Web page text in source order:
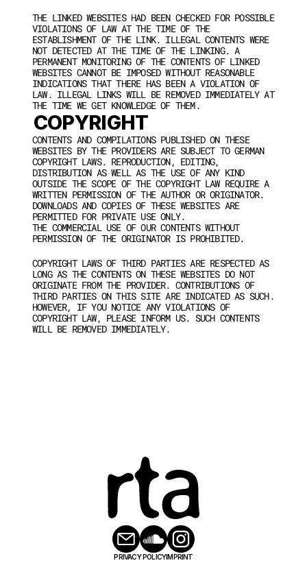
THE LINKED WEBSITES HAD BEEN CHECKED FOR POSSIBLE
VIOLATIONS OF LAW AT THE TIME OF THE
ESTABLISHMENT OF THE LINK. ILLEGAL CONTENTS WERE
NOT DETECTED AT THE TIME OF THE LINKING. A
PERMANENT MONITORING OF THE CONTENTS OF LINKED
WEBSITES CANNOT BE IMPOSED WITHOUT REASONABLE
INDICATIONS THAT THERE HAS BEEN A VIOLATION OF
LAW. ILLEGAL LINKS WILL BE REMOVED IMMEDIATELY AT
THE TIME WE GET KNOWLEDGE OF THEM.
COPYRIGHT
CONTENTS AND COMPILATIONS PUBLISHED ON THESE
WEBSITES BY THE PROVIDERS ARE SUBJECT TO GERMAN
COPYRIGHT LAWS. REPRODUCTION, EDITING,
DISTRIBUTION AS WELL AS THE USE OF ANY KIND
OUTSIDE THE SCOPE OF THE COPYRIGHT LAW REQUIRE A
WRITTEN PERMISSION OF THE AUTHOR OR ORIGINATOR.
DOWNLOADS AND COPIES OF THESE WEBSITES ARE
PERMITTED FOR PRIVATE USE ONLY.
THE COMMERCIAL USE OF OUR CONTENTS WITHOUT
PERMISSION OF THE ORIGINATOR IS PROHIBITED.
COPYRIGHT LAWS OF THIRD PARTIES ARE RESPECTED AS
LONG AS THE CONTENTS ON THESE WEBSITES DO NOT
ORIGINATE FROM THE PROVIDER. CONTRIBUTIONS OF
THIRD PARTIES ON THIS SITE ARE INDICATED AS SUCH.
HOWEVER, IF YOU NOTICE ANY VIOLATIONS OF
COPYRIGHT LAW, PLEASE INFORM US. SUCH CONTENTS
WILL BE REMOVED IMMEDIATELY.
PRIVACY POLICYIMPRINT